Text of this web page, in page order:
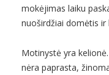
mokėjimas laiku
nuoširdžiai domėtis ir
Motinystė yra
nėra paprasta,